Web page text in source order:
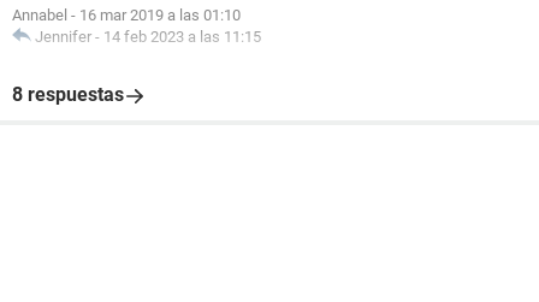
Annabel - 16 mar 2019 a las 01:10
Jennifer - 14 feb 2023 a las 11:15
8 respuestas